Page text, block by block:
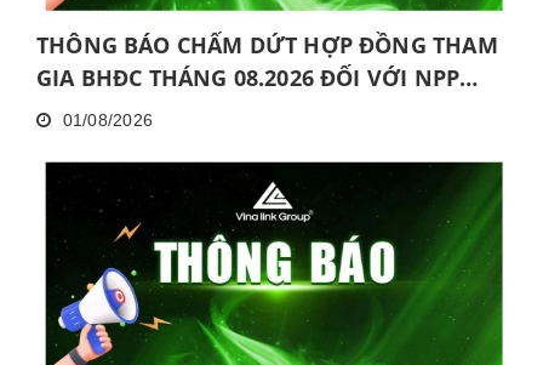
THÔNG BÁO CHẤM DỨT HỢP ĐỒNG THAM
GIA BHĐC THÁNG 08.2026 ĐỐI VỚI NPP
KHÔNG HOÀN THÀNH MỨC NĂNG ĐỘNG
HOÀN THÀNH ĐÀO TẠO CƠ BẢN TRONG 30
NGÀY
01/08/2026